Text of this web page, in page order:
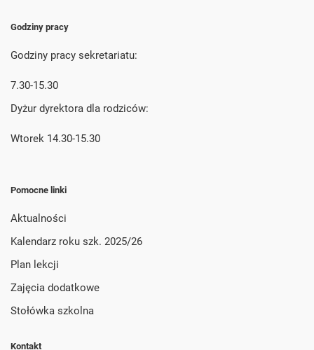
Godziny pracy
Godziny pracy sekretariatu:
7.30-15.30
Dyżur dyrektora dla rodziców:
Wtorek 14.30-15.30
Pomocne linki
Aktualności
Kalendarz roku szk. 2025/26
Plan lekcji
Zajęcia dodatkowe
Stołówka szkolna
Kontakt